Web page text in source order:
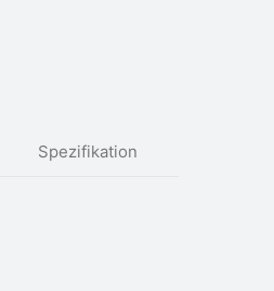
Spezifikation